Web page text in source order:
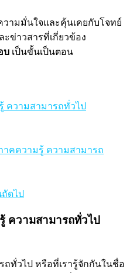
วามมั่นใจและคุ้นเคยกับโจทย์
ะข่าวสารที่เกี่ยวข้อง
บ เป็นขั้นเป็นตอน
ความสามารถทั่วไป
าคความรู้ ความสามารถ
ดไป
ความสามารถทั่วไป
ทั่วไป หรือที่เรารู้จักกันในชื่อ